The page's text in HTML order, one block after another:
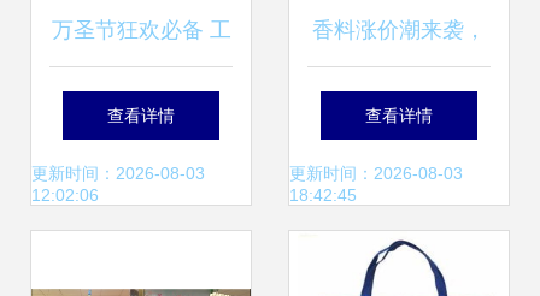
万圣节狂欢必备 工
厂定制南瓜不倒翁
充气摆件，点亮节
查看详情
更新时间：2026-08-03
12:02:06
香料涨价潮来袭，
日化产业链面临新
一轮压力测试
查看详情
更新时间：2026-08-03
18:42:45